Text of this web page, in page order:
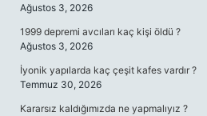
Ağustos 3, 2026
1999 depremi avcıları kaç kişi öldü ?
Ağustos 3, 2026
İyonik yapılarda kaç çeşit kafes vardır ?
Temmuz 30, 2026
Kararsız kaldığımızda ne yapmalıyız ?